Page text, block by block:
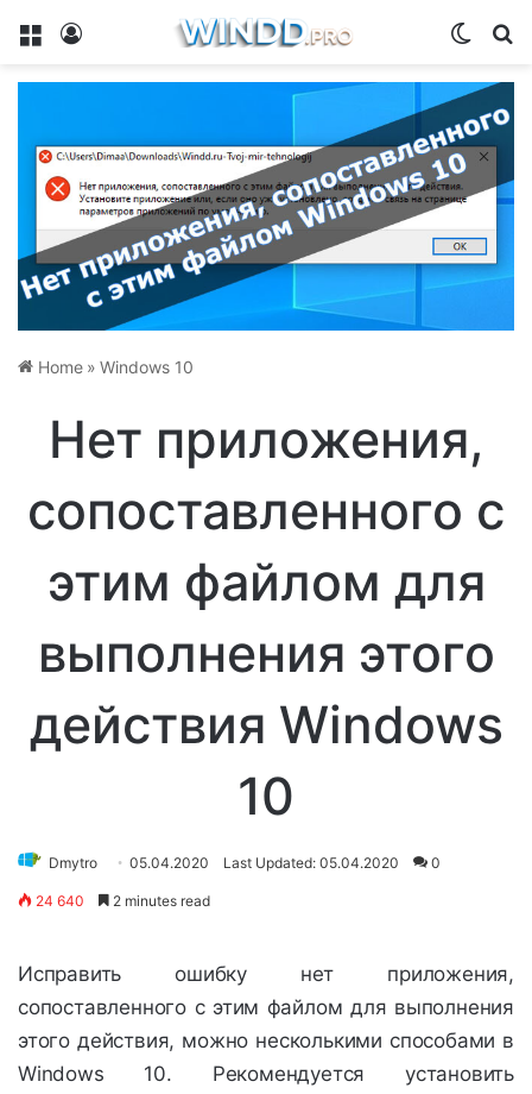
Menu
Home » Windows 10
Нет приложения,
сопоставленного с
этим файлом для
выполнения этого
действия Windows
10
Dmytro 05.04.2020 Last Updated: 05.04.2020 0
24 640 2 minutes read
Исправить ошибку нет приложения,
сопоставленного с этим файлом для выполнения
этого действия, можно несколькими способами в
Windows 10. Рекомендуется установить